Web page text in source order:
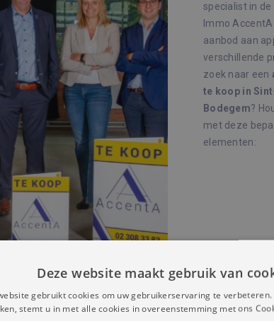
specialist in
Immo
aanbod aan
verschillende
zoek naar een
te koop in
Bodegem?
met deze
elementen:
in het centrum of nabij belangrijke knooppunten zijn
Deze website maakt gebruik van
gebruikt cookies om uw gebruikerservaring te
stemt u in met alle cookies in overeenstemming met ons